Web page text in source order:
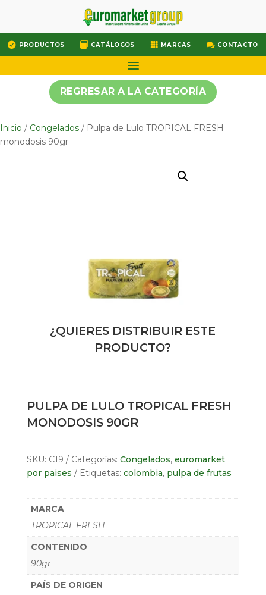
 PRODUCTOS  CATÁLOGOS  MARCAS  CONTACTO
REGRESAR A LA CATEGORÍA
Inicio / Congelados / Pulpa de Lulo TROPICAL FRESH
monodosis 90gr
¿QUIERES DISTRIBUIR ESTE
PRODUCTO?
PULPA DE LULO TROPICAL FRESH
MONODOSIS 90GR
SKU: C19 Categorías: Congelados, euromarket
por paises
Etiquetas: colombia, pulpa de frutas
MARCA
TROPICAL FRESH
CONTENIDO
90gr
PAÍS DE ORIGEN